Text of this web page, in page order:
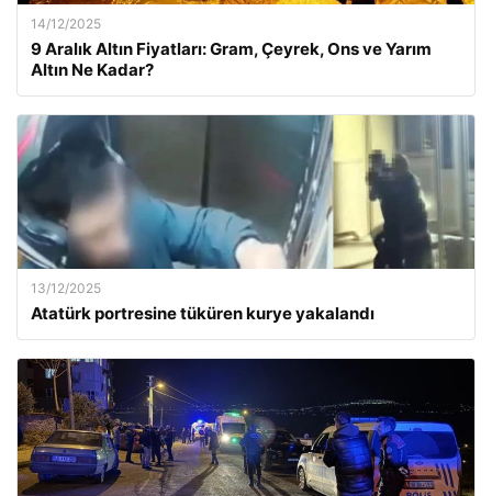
14/12/2025
9 Aralık Altın Fiyatları: Gram, Çeyrek, Ons ve Yarım
Altın Ne Kadar?
13/12/2025
Atatürk portresine tüküren kurye yakalandı